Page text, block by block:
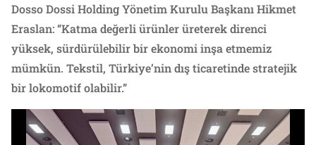
Dosso Dossi Holding Yönetim Kurulu Başkanı Hikmet
Eraslan: “Katma değerli ürünler üreterek direnci
yüksek, sürdürülebilir bir ekonomi inşa etmemiz
mümkün. Tekstil, Türkiye’nin dış ticaretinde stratejik
bir lokomotif olabilir.”